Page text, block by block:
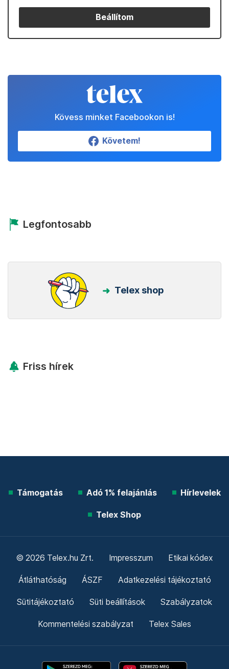
Beállítom
Kövess minket Facebookon is!
Követem!
Legfontosabb
Telex shop
Friss hírek
Támogatás Adó 1% felajánlás Hírlevelek
Telex Shop
© 2026 Telex.hu Zrt. Impresszum Etikai kódex
Átláthatóság ÁSZF Adatkezelési tájékoztató
Sütitájékoztató Süti beállítások Szabályzatok
Kommentelési szabályzat Telex Sales